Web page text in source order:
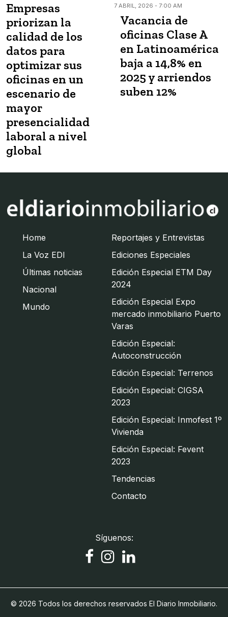
Empresas
priorizan la
calidad de los
datos para
optimizar sus
oficinas en un
escenario de
mayor
presencialidad
laboral a nivel
global
7 ABRIL, 2026 - 7:00 AM
Vacancia de
oficinas Clase A
en Latinoamérica
baja a 14,8% en
2025 y arriendos
suben 12%
Home
La Voz EDI
Últimas noticias
Nacional
Mundo
Reportajes y Entrevistas
Ediciones Especiales
Edición Especial ETM Day
2024
Edición Especial Expo
mercado inmobiliario Puerto
Varas
Edición Especial:
Autoconstrucción
Edición Especial: Terrenos
Edición Especial: CIGSA
2023
Edición Especial: Inmofest 1º
Vivienda
Edición Especial: Fevent
2023
Tendencias
Contacto
Síguenos:
© 2026 Todos los derechos reservados El Diario Inmobiliario.